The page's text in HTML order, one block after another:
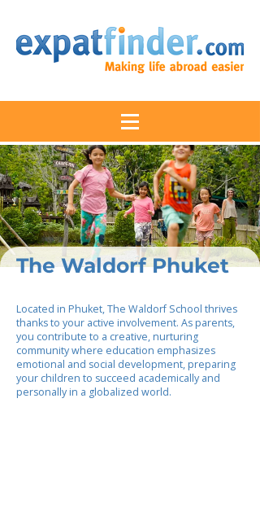
The Waldorf Phuket
Located in Phuket, The Waldorf School thrives
thanks to your active involvement. As parents,
you contribute to a creative, nurturing
community where education emphasizes
emotional and social development, preparing
your children to succeed academically and
personally in a globalized world.